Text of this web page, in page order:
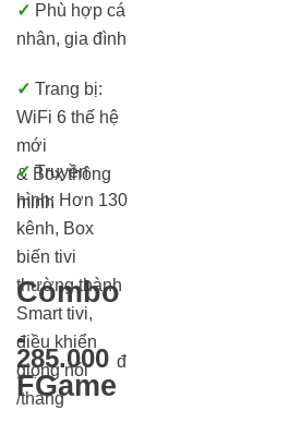
✓ Phù hợp cá
nhân, gia đình
✓ Trang bị:
WiFi 6 thế hệ
mới
& Box thông
minh
✓Truyền
hình: Hơn 130
kênh, Box
biến tivi
thường thành
Smart tivi,
điều khiển
giọng nói
Combo
-
FGame
285.000 đ
/tháng